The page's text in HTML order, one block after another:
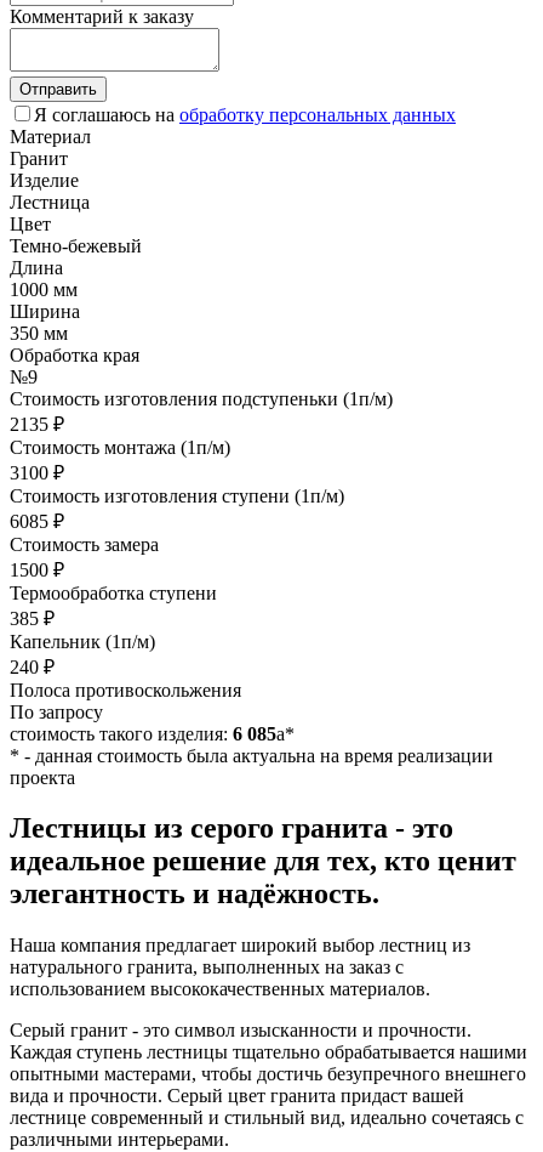
Комментарий к заказу
Отправить
Я соглашаюсь на обработку персональных данных
Материал
Гранит
Изделие
Лестница
Цвет
Темно-бежевый
Длина
1000 мм
Ширина
350 мм
Обработка края
№9
Стоимость изготовления подступеньки (1п/м)
2135 ₽
Стоимость монтажа (1п/м)
3100 ₽
Стоимость изготовления ступени (1п/м)
6085 ₽
Стоимость замера
1500 ₽
Термообработка ступени
385 ₽
Капельник (1п/м)
240 ₽
Полоса противоскольжения
По запросу
стоимость такого изделия: 6 085a*
* - данная стоимость была актуальна на время реализации
проекта
Лестницы из серого гранита - это
идеальное решение для тех, кто ценит
элегантность и надёжность.
Наша компания предлагает широкий выбор лестниц из
натурального гранита, выполненных на заказ с
использованием высококачественных материалов.
Серый гранит - это символ изысканности и прочности.
Каждая ступень лестницы тщательно обрабатывается нашими
опытными мастерами, чтобы достичь безупречного внешнего
вида и прочности. Серый цвет гранита придаст вашей
лестнице современный и стильный вид, идеально сочетаясь с
различными интерьерами.